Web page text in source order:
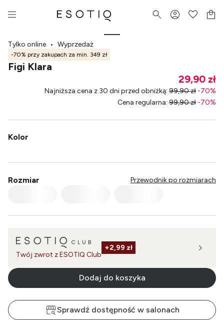
Tylko online • Wyprzedaż
-70% przy zakupach za min. 349 zł
Figi Klara
29,90 zł
Najniższa cena z 30 dni przed obniżką: 99,90 zł -70%
Cena regularna: 99,90 zł -70%
Kolor
Rozmiar Przewodnik po rozmiarach
Twój zwrot z ESOTIQ Club
+2,99 zł
Dodaj do koszyka
Sprawdź dostępność w salonach